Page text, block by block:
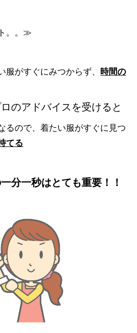
。。≫
がすぐにみつからず、 時間の
バイスを受けると
るので、着たい服がすぐに見つ
てる
分一秒はとても重要！！